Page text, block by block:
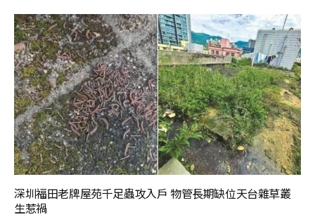
深圳福田老牌屋苑千足蟲攻入戶 物管長期缺位天台雜草叢
生惹禍